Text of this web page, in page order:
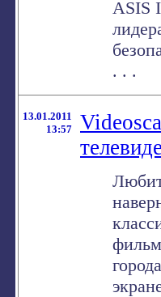
ASIS
. . .
13.01.2011
13:57